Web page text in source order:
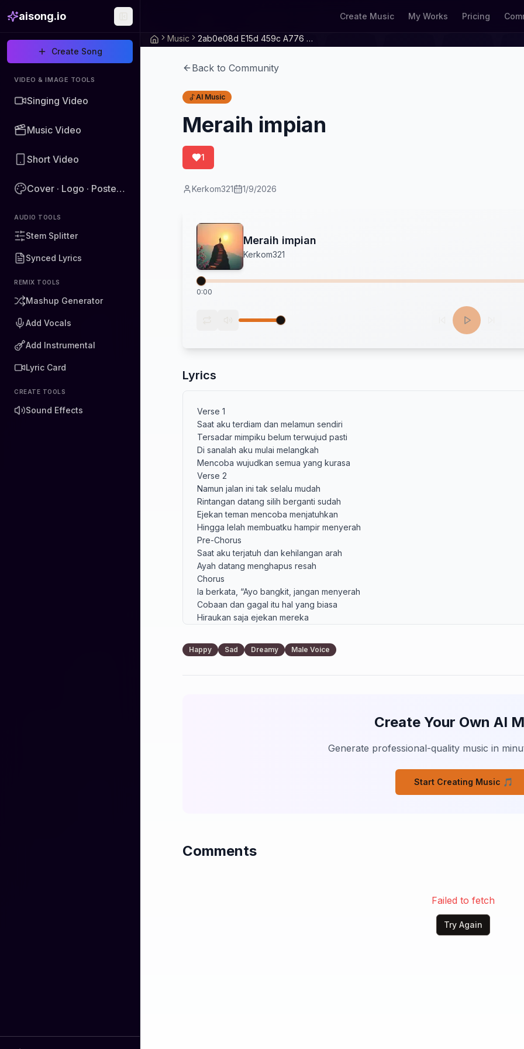
aisong.io
Create Song
VIDEO & IMAGE TOOLS
Singing Video
Music Video
Short Video
Cover · Logo · Poster · Image
AUDIO TOOLS
Stem Splitter
Synced Lyrics
REMIX TOOLS
Mashup Generator
Add Vocals
Add Instrumental
Lyric Card
CREATE TOOLS
Sound Effects
Create Music My Works Pricing
Music 2ab0e08d E15d 459c A776 Fff40ff4b235
Back to Community
AI Music
Meraih impian
1
Kerkom321 1/9/2026
Meraih impian
Kerkom321
0:00
Lyrics
Verse 1
Saat aku terdiam dan melamun sendiri
Tersadar mimpiku belum terwujud pasti
Di sanalah aku mulai melangkah
Mencoba wujudkan semua yang kurasa
Verse 2
Namun jalan ini tak selalu mudah
Rintangan datang silih berganti sudah
Ejekan teman mencoba menjatuhkan
Hingga lelah membuatku hampir menyerah
Pre-Chorus
Saat aku terjatuh dan kehilangan arah
Ayah datang menghapus resah
Chorus
Ia berkata, “Ayo bangkit, jangan menyerah
Cobaan dan gagal itu hal yang biasa
Hiraukan saja ejekan mereka
Belajarlah dari semua kegagalan
Karena di sanalah kekuatan”
Aku belajar dari jatuh, dan tak berhenti berjalan
Happy Sad Dreamy Male Voice
Create Your Own AI
Generate professional-quality music in
Start Creating Music 🎵
Comments
Failed to fetch
Try Again